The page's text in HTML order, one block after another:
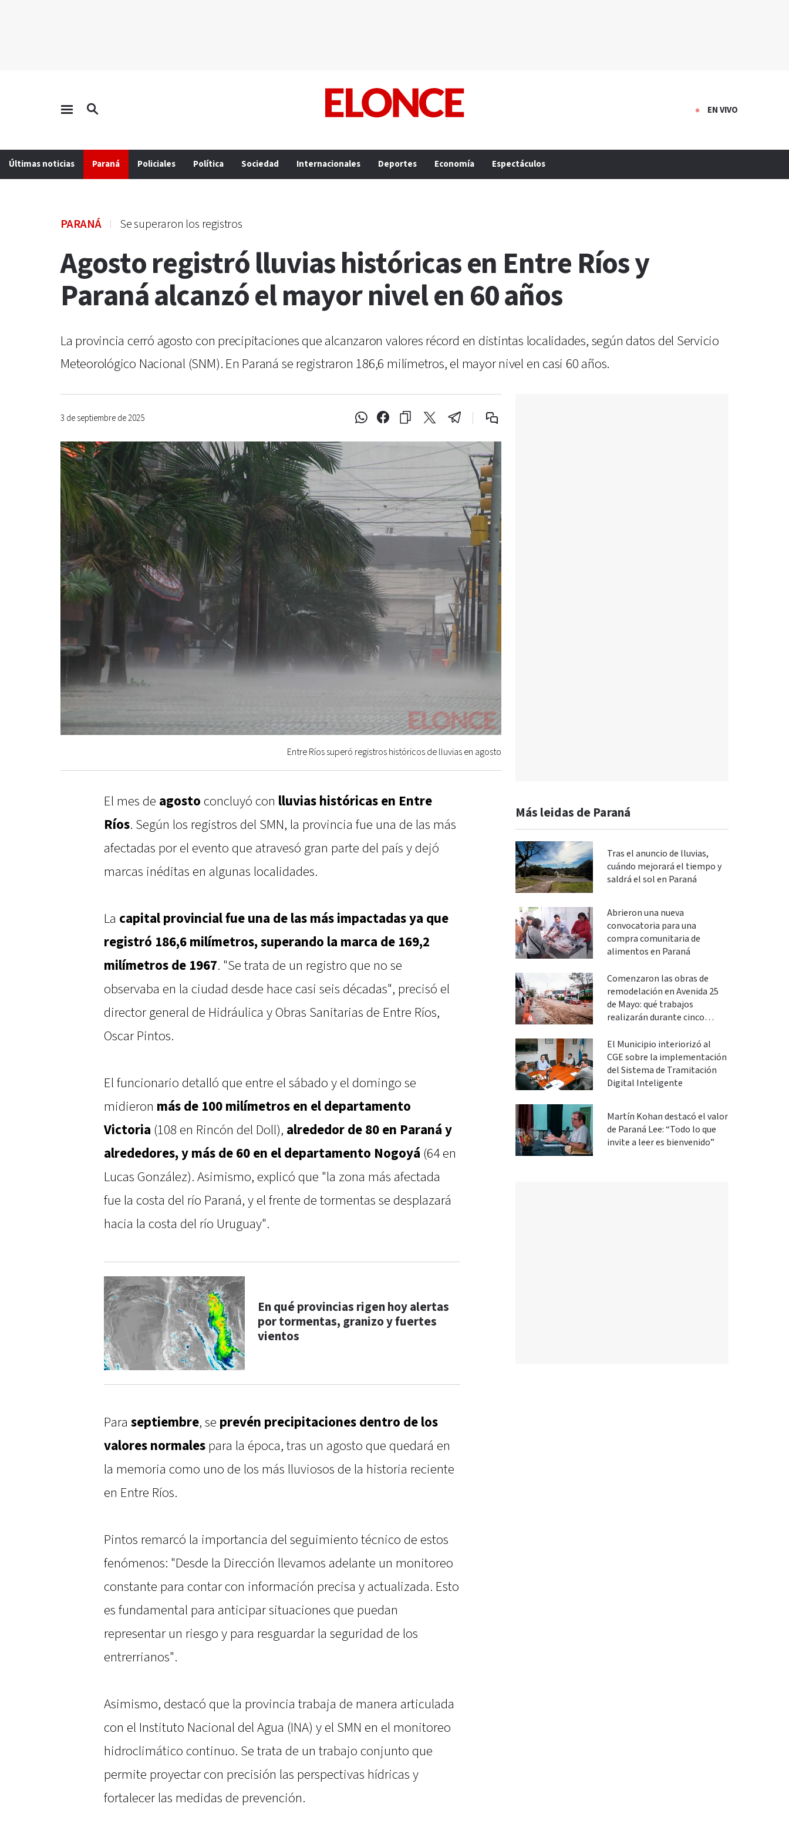
EN VIVO
Últimas noticias Paraná Policiales Política Sociedad Internacionales Deportes Economía Espectáculos
PARANÁ Se superaron los registros
Agosto registró lluvias históricas en Entre Ríos y
Paraná alcanzó el mayor nivel en 60 años
La provincia cerró agosto con precipitaciones que alcanzaron valores récord en distintas localidades, según datos del Servicio
Meteorológico Nacional (SNM). En Paraná se registraron 186,6 milímetros, el mayor nivel en casi 60 años.
3 de septiembre de 2025
Entre Ríos superó registros históricos de lluvias en agosto
El mes de agosto concluyó con lluvias históricas en Entre
Ríos. Según los registros del SMN, la provincia fue una de las más
afectadas por el evento que atravesó gran parte del país y dejó
marcas inéditas en algunas localidades.
La capital provincial fue una de las más impactadas ya que
registró 186,6 milímetros, superando la marca de 169,2
milímetros de 1967. "Se trata de un registro que no se
observaba en la ciudad desde hace casi seis décadas", precisó el
director general de Hidráulica y Obras Sanitarias de Entre Ríos,
Oscar Pintos.
El funcionario detalló que entre el sábado y el domingo se
midieron más de 100 milímetros en el departamento
Victoria (108 en Rincón del Doll), alrededor de 80 en Paraná y
alrededores, y más de 60 en el departamento Nogoyá (64 en
Lucas González). Asimismo, explicó que "la zona más afectada
fue la costa del río Paraná, y el frente de tormentas se desplazará
hacia la costa del río Uruguay".
En qué provincias rigen hoy alertas
por tormentas, granizo y fuertes
vientos
Para septiembre, se prevén precipitaciones dentro de los
valores normales para la época, tras un agosto que quedará en
la memoria como uno de los más lluviosos de la historia reciente
en Entre Ríos.
Pintos remarcó la importancia del seguimiento técnico de estos
fenómenos: "Desde la Dirección llevamos adelante un monitoreo
constante para contar con información precisa y actualizada. Esto
es fundamental para anticipar situaciones que puedan
representar un riesgo y para resguardar la seguridad de los
entrerrianos".
Asimismo, destacó que la provincia trabaja de manera articulada
con el Instituto Nacional del Agua (INA) y el SMN en el monitoreo
hidroclimático continuo. Se trata de un trabajo conjunto que
permite proyectar con precisión las perspectivas hídricas y
fortalecer las medidas de prevención.
Más leidas de Paraná
Tras el anuncio de lluvias,
cuándo mejorará el tiempo y
saldrá el sol en Paraná
Abrieron una nueva
convocatoria para una
compra comunitaria de
alimentos en Paraná
Comenzaron las obras de
remodelación en Avenida 25
de Mayo: qué trabajos
realizarán durante cinco
El Municipio interiorizó al
CGE sobre la implementación
del Sistema de Tramitación
Digital Inteligente
Martín Kohan destacó el valor
de Paraná Lee: “Todo lo que
invite a leer es bienvenido”